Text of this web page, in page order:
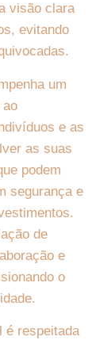
visão clara
evitando
um
e as
as suas
podem
segurança e
de
e
o
é respeitada